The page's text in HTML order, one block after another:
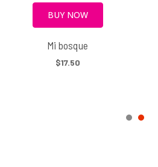
BUY NOW
Mi bosque
$17.50